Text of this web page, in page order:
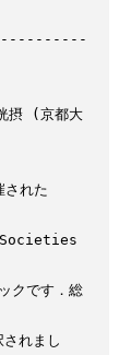
(京都大
された
クです．総
れまし